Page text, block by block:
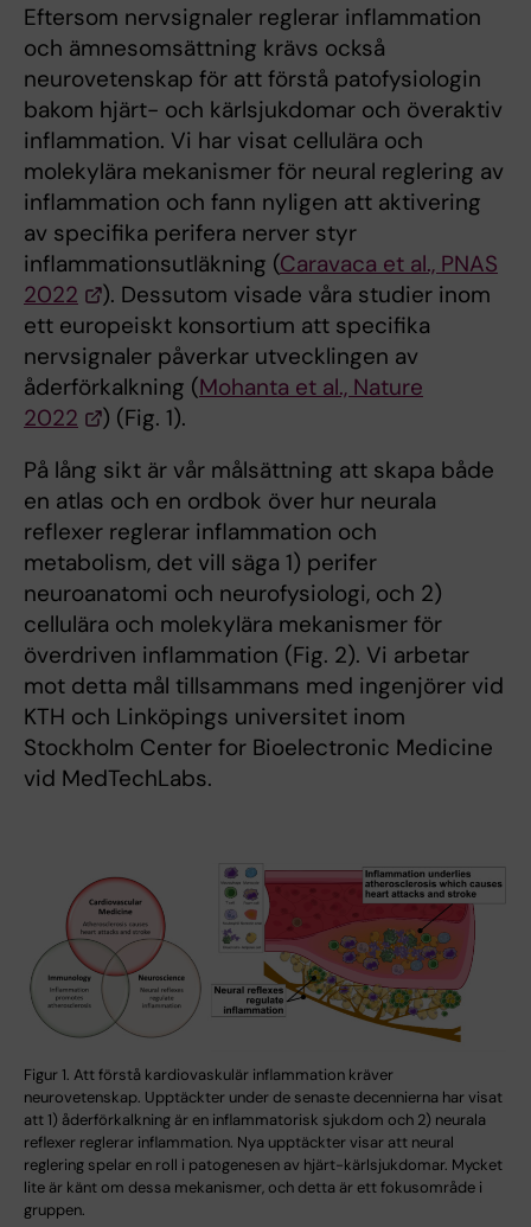
Eftersom nervsignaler reglerar inflammation
och ämnesomsättning krävs också
neurovetenskap för att förstå patofysiologin
bakom hjärt- och kärlsjukdomar och överaktiv
inflammation. Vi har visat cellulära och
molekylära mekanismer för neural reglering av
inflammation och fann nyligen att aktivering
av specifika perifera nerver styr
inflammationsutläkning (Caravaca et al., PNAS
2022
). Dessutom visade våra studier inom
ett europeiskt konsortium att specifika
nervsignaler påverkar utvecklingen av
åderförkalkning (Mohanta et al., Nature
2022
) (Fig. 1).
På lång sikt är vår målsättning att skapa både
en atlas och en ordbok över hur neurala
reflexer reglerar inflammation och
metabolism, det vill säga 1) perifer
neuroanatomi och neurofysiologi, och 2)
cellulära och molekylära mekanismer för
överdriven inflammation (Fig. 2). Vi arbetar
mot detta mål tillsammans med ingenjörer vid
KTH och Linköpings universitet inom
Stockholm Center for Bioelectronic Medicine
vid MedTechLabs.
Figur 1. Att förstå kardiovaskulär inflammation kräver
neurovetenskap. Upptäckter under de senaste decennierna har visat
att 1) åderförkalkning är en inflammatorisk sjukdom och 2) neurala
reflexer reglerar inflammation. Nya upptäckter visar att neural
reglering spelar en roll i patogenesen av hjärt-kärlsjukdomar. Mycket
lite är känt om dessa mekanismer, och detta är ett fokusområde i
gruppen.